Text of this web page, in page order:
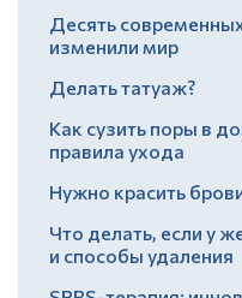
Десять
изменили мир
Делать татуаж?
Как сузить поры в
правила ухода
Нужно красить
Что делать, если у
и способы удаления